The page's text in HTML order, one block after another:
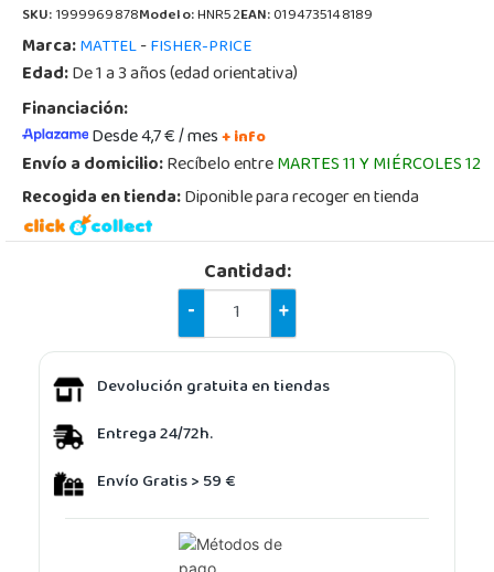
SKU:1999969878Modelo:HNR52EAN:0194735148189
Marca:MATTEL-FISHER-PRICE
Edad:De 1 a 3 años (edad orientativa)
Financiación:
Desde 4,7 € / mes+ info
Envío a domicilio:Recíbelo entreMARTES 11 Y MIÉRCOLES 12
Recogida en tienda:Diponible para recoger en tienda
Cantidad:
-
+
Devolución gratuita en tiendas
Entrega 24/72h.
Envío Gratis > 59 €